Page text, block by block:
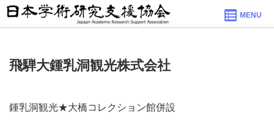
MENU
飛騨大鍾乳洞観光株式会社
鍾乳洞観光★大橋コレクション館併設